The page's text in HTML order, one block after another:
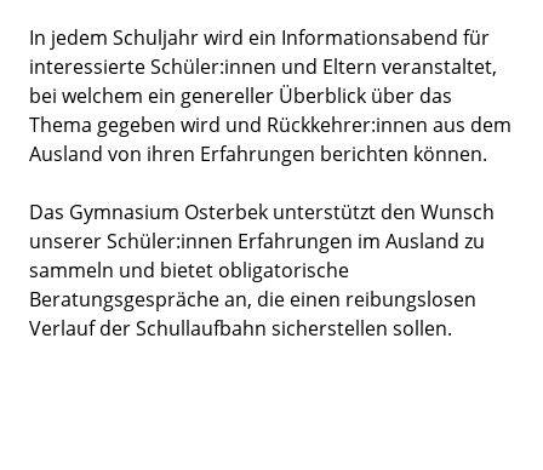
In jedem Schuljahr wird ein Informationsabend für
interessierte Schüler:innen und Eltern veranstaltet,
bei welchem ein genereller Überblick über das
Thema gegeben wird und Rückkehrer:innen aus dem
Ausland von ihren Erfahrungen berichten können.
Das Gymnasium Osterbek unterstützt den Wunsch
unserer Schüler:innen Erfahrungen im Ausland zu
sammeln und bietet obligatorische
Beratungsgespräche an, die einen reibungslosen
Verlauf der Schullaufbahn sicherstellen sollen.